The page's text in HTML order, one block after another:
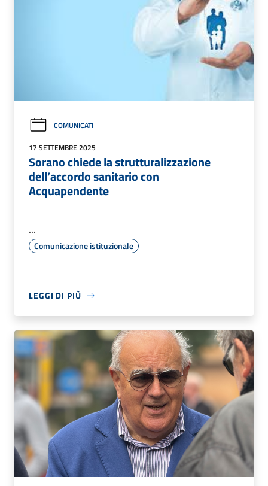
COMUNICATI
17 SETTEMBRE 2025
Sorano chiede la strutturalizzazione
dell’accordo sanitario con
Acquapendente
...
Comunicazione istituzionale
LEGGI DI PIÙ